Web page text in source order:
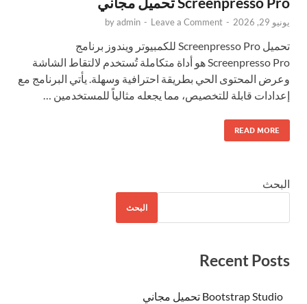
يونيو 29, 2026 -
byadmin - Leave a Comment
تحميل Screenpresso Pro للكمبيوتر ويندوز برنامج
Screenpresso Pro هو أداة متكاملة تُستخدم لالتقاط الشاشة
وعرض المحتوى الحي بطريقة احترافية وسهلة. يأتي البرنامج مع
إعدادات قابلة للتخصيص، مما يجعله مثالياً للمستخدمين …
READ MORE
البحث
البحث
Recent Posts
Bootstrap Studio تحميل مجاني